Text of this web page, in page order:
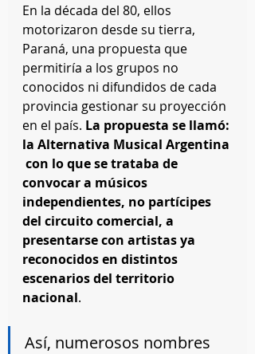
En la década del 80, ellos
motorizaron desde su tierra,
Paraná, una propuesta que
permitiría a los grupos no
conocidos ni difundidos de cada
provincia gestionar su proyección
en el país. La propuesta se llamó:
la Alternativa Musical Argentina
con lo que se trataba de
convocar a músicos
independientes, no partícipes
del circuito comercial, a
presentarse con artistas ya
reconocidos en distintos
escenarios del territorio
nacional.
Así, numerosos nombres